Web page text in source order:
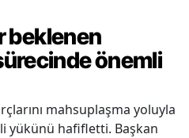
beklenen
önemli
mahsuplaşma yoluyla
yükünü hafifletti. Başkan